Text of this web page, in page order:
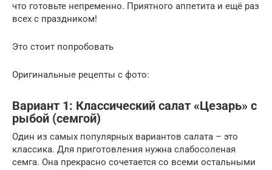
что готовьте непременно. Приятного аппетита и ещё раз
всех с праздником!
Это стоит попробовать
Оригинальные рецепты с фото:
Вариант 1: Классический салат «Цезарь» с
рыбой (семгой)
Один из самых популярных вариантов салата – это
классика. Для приготовления нужна слабосоленая
семга. Она прекрасно сочетается со всеми остальными